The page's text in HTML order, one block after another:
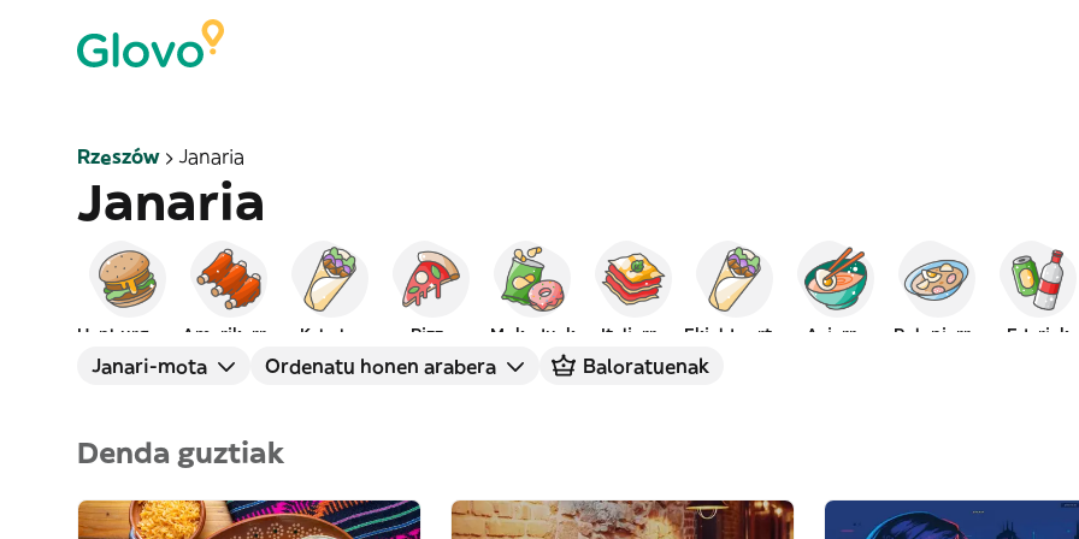
Rzeszów Janaria
Janaria
Amerikarra Kebaba Pizza Mokaduak Italiarra Asiarra Poloniarra Edariak
Janari-mota Ordenatu honen arabera Baloratuenak
Denda guztiak